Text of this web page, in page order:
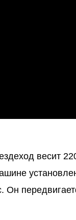
весит
Он